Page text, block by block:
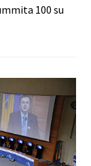
100 su